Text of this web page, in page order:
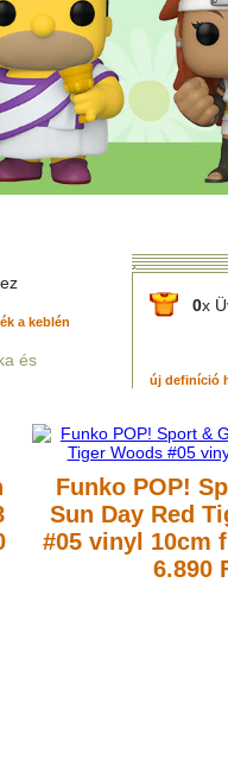
a keblén
0x
és
új definíció
Funko POP!
Sun Day Red
#05 vinyl 10cm
6.890